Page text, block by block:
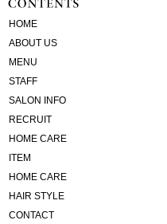
HOME
ABOUT US
MENU
STAFF
SALON INFO
RECRUIT
HOME CARE
ITEM
HOME CARE
HAIR STYLE
CONTACT